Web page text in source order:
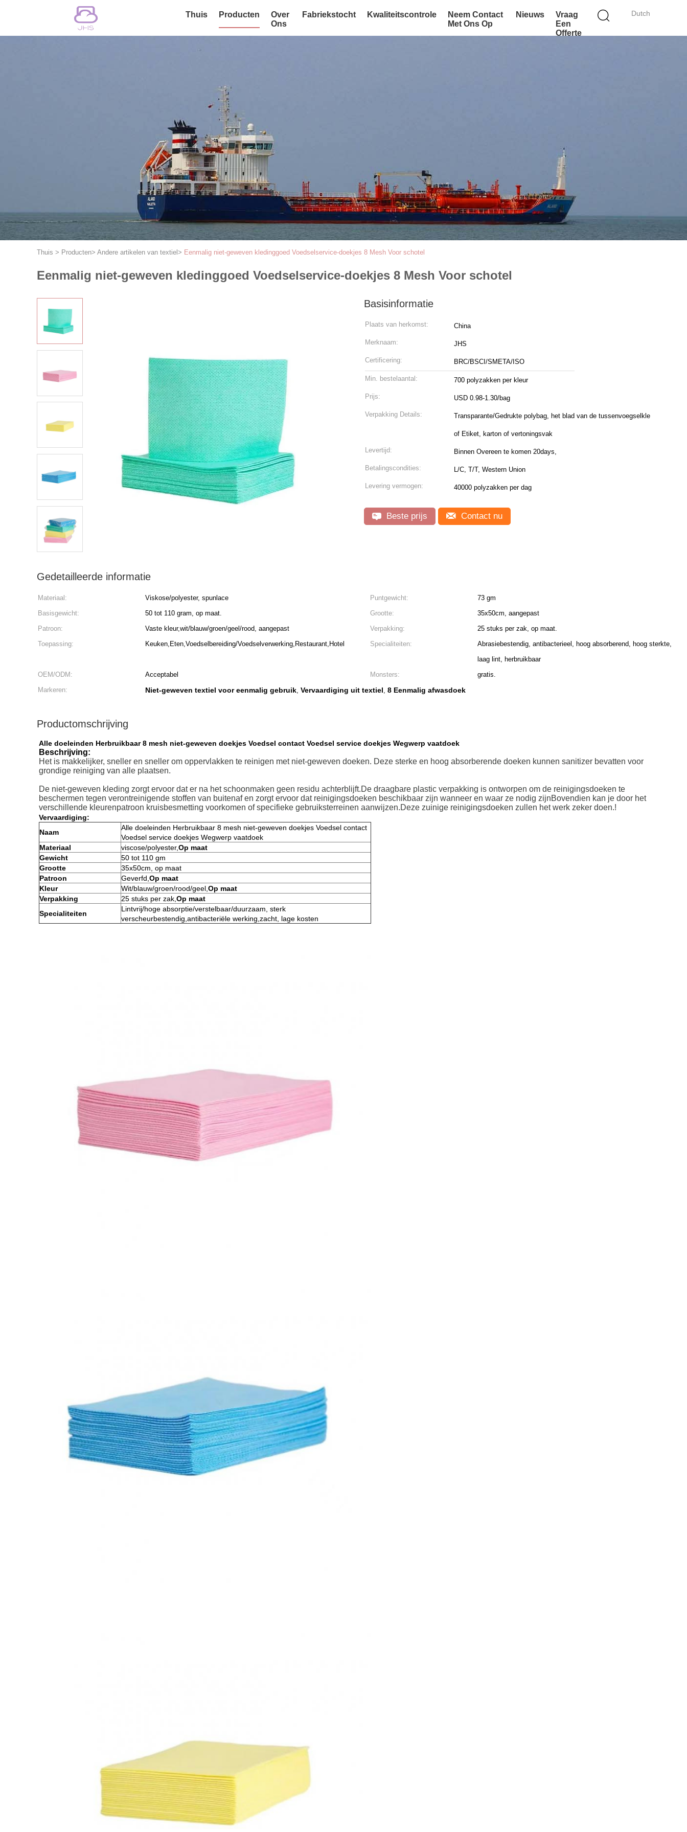
Dutch
Thuis Producten
Over
Ons
Fabriekstocht Kwaliteitscontrole
Neem Contact
Met Ons Op
Nieuws
Vraag
Een
Offerte
Thuis > Producten> Andere artikelen van textiel > Eenmalig niet-geweven kledinggoed Voedselservice-doekjes 8 Mesh Voor schotel
Eenmalig niet-geweven kledinggoed Voedselservice-doekjes 8 Mesh Voor schotel
Basisinformatie
Plaats van herkomst: China
Merknaam: JHS
Certificering: BRC/BSCI/SMETA/ISO
Min. bestelaantal: 700 polyzakken per kleur
Prijs: USD 0.98-1.30/bag
Verpakking Details: Transparante/Gedrukte polybag, het blad van de tussenvoegselkleur
of Etiket, karton of vertoningsvak
Levertijd: Binnen Overeen te komen 20days,
Betalingscondities: L/C, T/T, Western Union
Levering vermogen: 40000 polyzakken per dag
Beste prijs Contact nu
Gedetailleerde informatie
Materiaal: Viskose/polyester, spunlace Puntgewicht:
73 gm
Basisgewicht:
50 tot 110 gram, op maat. Grootte:
35x50cm, aangepast
Patroon:
Vaste kleur,wit/blauw/groen/geel/rood, aangepast Verpakking:
25 stuks per zak, op maat.
Toepassing:
Keuken,Eten,Voedselbereiding/Voedselverwerking,Restaurant,Hotel Specialiteiten:
Abrasiebestendig, antibacterieel, hoog absorberend, hoog sterkte,
laag lint, herbruikbaar
OEM/ODM:
Acceptabel Monsters:
gratis.
Markeren:
Niet-geweven textiel voor eenmalig gebruik, Vervaardiging uit textiel, 8 Eenmalig afwasdoek
Productomschrijving
Alle doeleinden Herbruikbaar 8 mesh niet-geweven doekjes Voedsel contact Voedsel service doekjes Wegwerp vaatdoek
Beschrijving:
Het is makkelijker, sneller en sneller om oppervlakken te reinigen met niet-geweven doeken. Deze sterke en hoog absorberende doeken kunnen sanitizer bevatten voor
grondige reiniging van alle plaatsen.
De niet-geweven kleding zorgt ervoor dat er na het schoonmaken geen residu achterblijft.De draagbare plastic verpakking is ontworpen om de reinigingsdoeken te
beschermen tegen verontreinigende stoffen van buitenaf en zorgt ervoor dat reinigingsdoeken beschikbaar zijn wanneer en waar ze nodig zijnBovendien kan je door het
verschillende kleurenpatroon kruisbesmetting voorkomen of specifieke gebruiksterreinen aanwijzen.Deze zuinige reinigingsdoeken zullen het werk zeker doen.!
Vervaardiging:
Naam
Alle doeleinden Herbruikbaar 8 mesh niet-geweven doekjes Voedsel contact
Voedsel service doekjes Wegwerp vaatdoek
Materiaal
viscose/polyester,Op maat
Gewicht
50 tot 110 gm
Grootte
35x50cm, op maat
Patroon
Geverfd, Op maat
Kleur
Wit/blauw/groen/rood/geel, Op maat
Verpakking
25 stuks per zak, Op maat
Specialiteiten
Lintvrij/hoge absorptie/verstelbaar/duurzaam, sterk
verscheurbestendig,antibacteriële werking,zacht, lage kosten